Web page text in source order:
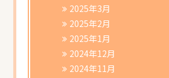
2025年3月
2025年2月
2025年1月
2024年12月
2024年11月